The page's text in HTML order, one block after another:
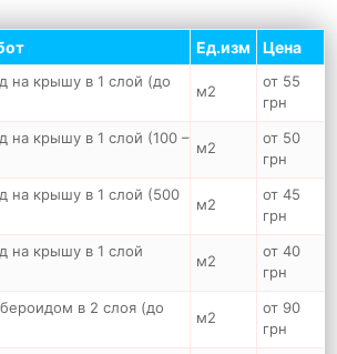
Ед.изм Цена
на крышу в 1 слой (до
м2
от 55
грн
на крышу в 1 слой (100 –
м2
от 50
грн
на крышу в 1 слой (500
м2
от 45
грн
на крышу в 1 слой
м2
от 40
грн
в 2 слоя (до
м2
от 90
грн